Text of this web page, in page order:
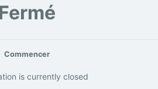
Fermé
Commencer
is currently closed